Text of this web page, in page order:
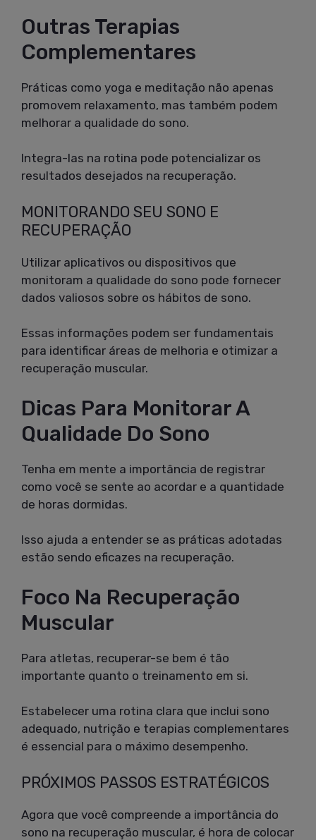
Outras Terapias
Complementares
Práticas como yoga e meditação não apenas
promovem relaxamento, mas também podem
melhorar a qualidade do sono.
Integra-las na rotina pode potencializar os
resultados desejados na recuperação.
MONITORANDO SEU SONO E
RECUPERAÇÃO
Utilizar aplicativos ou dispositivos que
monitoram a qualidade do sono pode fornecer
dados valiosos sobre os hábitos de sono.
Essas informações podem ser fundamentais
para identificar áreas de melhoria e otimizar a
recuperação muscular.
Dicas Para Monitorar A
Qualidade Do Sono
Tenha em mente a importância de registrar
como você se sente ao acordar e a quantidade
de horas dormidas.
Isso ajuda a entender se as práticas adotadas
estão sendo eficazes na recuperação.
Foco Na Recuperação
Muscular
Para atletas, recuperar-se bem é tão
importante quanto o treinamento em si.
Estabelecer uma rotina clara que inclui sono
adequado, nutrição e terapias complementares
é essencial para o máximo desempenho.
PRÓXIMOS PASSOS ESTRATÉGICOS
Agora que você compreende a importância do
sono na recuperação muscular, é hora de colocar